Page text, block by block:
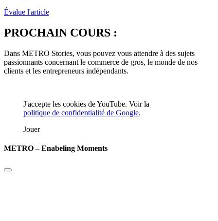
Évalue l'article
PROCHAIN COURS :
Dans METRO Stories, vous pouvez vous attendre à des sujets
passionnants concernant le commerce de gros, le monde de nos
clients et les entrepreneurs indépendants.
J'accepte les cookies de YouTube. Voir la
politique de confidentialité de Google.
Jouer
METRO – Enabeling Moments